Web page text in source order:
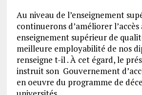
Au niveau de l’enseignement
continuerons d’améliorer l’accès
enseignement supérieur de
meilleure employabilité de nos
renseigne t-il . À cet égard, le
instruit son Gouvernement
en oeuvre du programme de